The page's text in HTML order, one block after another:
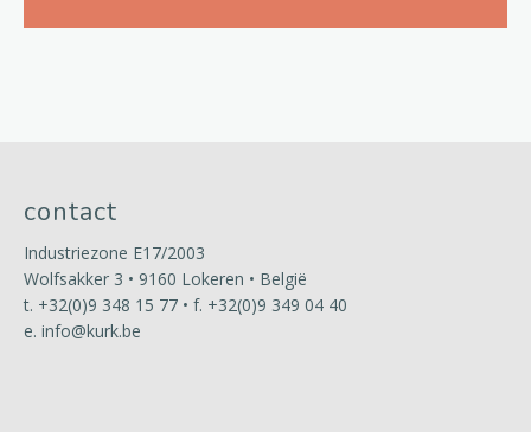
contact
Industriezone E17/2003
Wolfsakker 3 • 9160 Lokeren • België
t. +32(0)9 348 15 77 • f. +32(0)9 349 04 40
e. info@kurk.be